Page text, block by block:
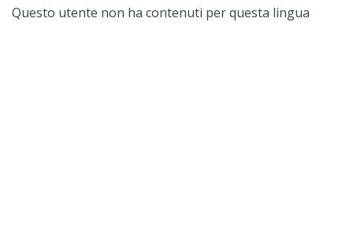
Questo utente non ha contenuti per questa lingua